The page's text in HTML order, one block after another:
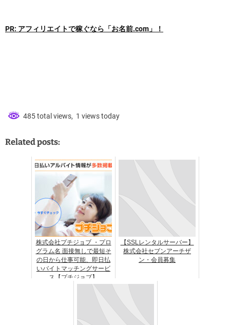
PR: アフィリエイトで稼ぐなら「お名前.com」！
485 total views, 1 views today
Related posts:
株式会社プチジョブ ・プロ
グラム名 面接無しで最短そ
の日から仕事可能、即日払
いバイトマッチングサービ
ス【プチジョブ】
【SSLレンタルサーバー】
株式会社セブンアーチザ
ン・会員募集